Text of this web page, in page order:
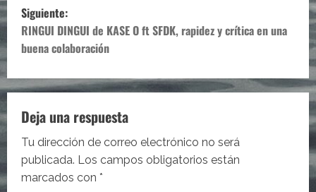
e
g
a
c
i
ó
Siguiente:
RINGUI DINGUI de KASE O ft SFDK, rapidez y crítica en una
buena colaboración
Deja una respuesta
Tu dirección de correo electrónico no será
publicada. Los campos obligatorios están
marcados con *